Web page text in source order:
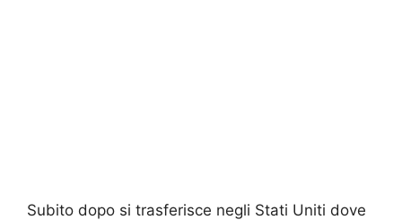
Subito dopo si trasferisce negli Stati Uniti dove